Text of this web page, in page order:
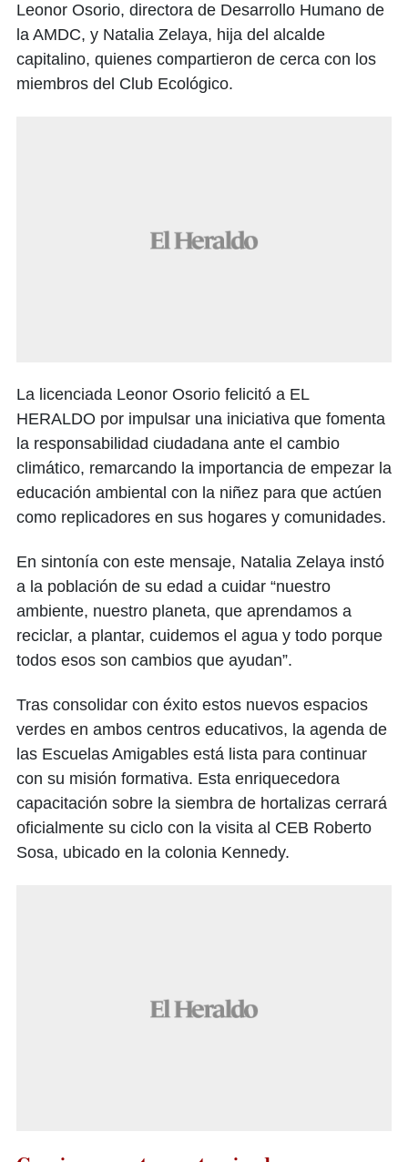
Leonor Osorio, directora de Desarrollo Humano de
la AMDC, y Natalia Zelaya, hija del alcalde
capitalino, quienes compartieron de cerca con los
miembros del Club Ecológico.
La licenciada Leonor Osorio felicitó a EL
HERALDO por impulsar una iniciativa que fomenta
la responsabilidad ciudadana ante el cambio
climático, remarcando la importancia de empezar la
educación ambiental con la niñez para que actúen
como replicadores en sus hogares y comunidades.
En sintonía con este mensaje, Natalia Zelaya instó
a la población de su edad a cuidar “nuestro
ambiente, nuestro planeta, que aprendamos a
reciclar, a plantar, cuidemos el agua y todo porque
todos esos son cambios que ayudan”.
Tras consolidar con éxito estos nuevos espacios
verdes en ambos centros educativos, la agenda de
las Escuelas Amigables está lista para continuar
con su misión formativa. Esta enriquecedora
capacitación sobre la siembra de hortalizas cerrará
oficialmente su ciclo con la visita al CEB Roberto
Sosa, ubicado en la colonia Kennedy.